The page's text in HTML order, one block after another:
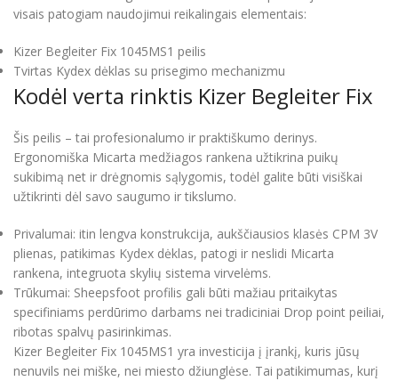
visais patogiam naudojimui reikalingais elementais:
Kizer Begleiter Fix 1045MS1 peilis
Tvirtas Kydex dėklas su prisegimo mechanizmu
Kodėl verta rinktis Kizer Begleiter Fix
Šis peilis – tai profesionalumo ir praktiškumo derinys.
Ergonomiška Micarta medžiagos rankena užtikrina puikų
sukibimą net ir drėgnomis sąlygomis, todėl galite būti visiškai
užtikrinti dėl savo saugumo ir tikslumo.
Privalumai: itin lengva konstrukcija, aukščiausios klasės CPM 3V
plienas, patikimas Kydex dėklas, patogi ir neslidi Micarta
rankena, integruota skylių sistema virvelėms.
Trūkumai: Sheepsfoot profilis gali būti mažiau pritaikytas
specifiniams perdūrimo darbams nei tradiciniai Drop point peiliai,
ribotas spalvų pasirinkimas.
Kizer Begleiter Fix 1045MS1 yra investicija į įrankį, kuris jūsų
nenuvils nei miške, nei miesto džiunglėse. Tai patikimumas, kurį